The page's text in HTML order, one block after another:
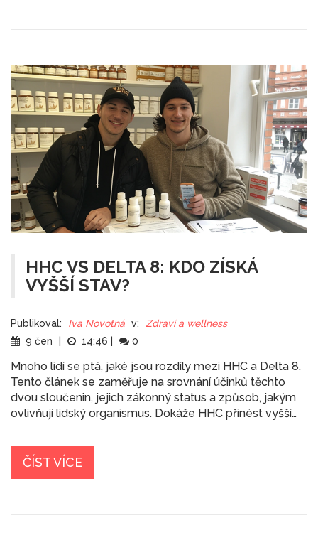
HHC VS DELTA 8: KDO ZÍSKÁ
VYŠŠÍ STAV?
Publikoval: Iva Novotná v:
Zdraví a wellness
9 čen
| 14:46 | 0
Mnoho lidí se ptá, jaké jsou rozdíly mezi HHC a Delta 8.
Tento článek se zaměřuje na srovnání účinků těchto
dvou sloučenin, jejich zákonný status a způsob, jakým
ovlivňují lidský organismus. Dokáže HHC přinést vyšší
ČÍST VÍCE